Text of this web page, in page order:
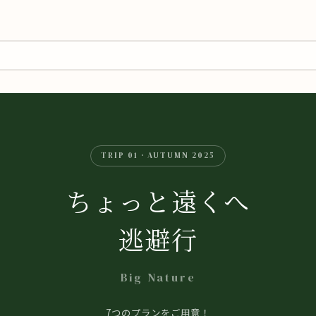
TRIP 01 · AUTUMN 2025
ちょっと遠くへ
逃避行
Big Nature
7つのプランをご用意！